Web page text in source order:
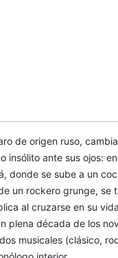
de origen ruso,
insólito ante sus ojos:
donde se sube a un
un rockero grunge, se
al cruzarse en su
plena década de los
musicales (clásico,